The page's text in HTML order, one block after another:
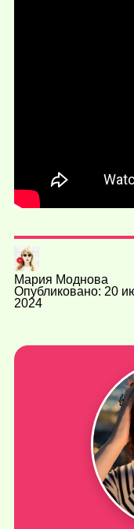
Мария Моднова
Опубликовано: 20
2024